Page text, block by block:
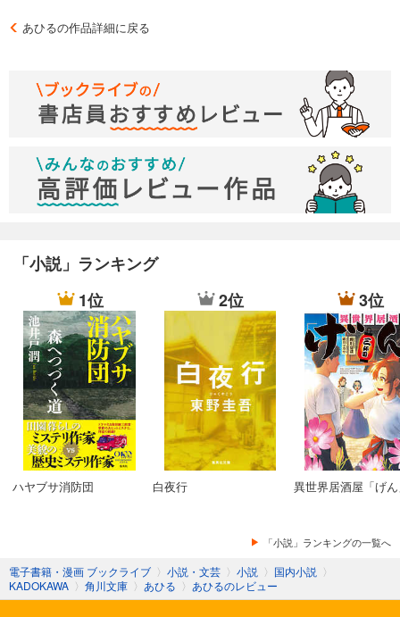
あひるの作品詳細に戻る
「小説」ランキング
1位
ハヤブサ消防団
2位
白夜行
3位
異世界居酒屋「げ
「小説」ランキングの一覧へ
電子書籍・漫画 ブックライブ 〉 小説・文芸 〉 小説 〉 国内小説 〉
KADOKAWA 〉 角川文庫 〉 あひる 〉 あひるのレビュー